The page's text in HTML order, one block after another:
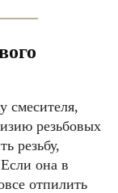
смесителя,
резьбовых
резьбу,
она в
отпилить